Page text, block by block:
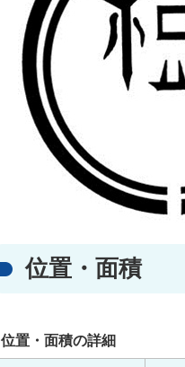
位置・面積
位置・面積の詳細